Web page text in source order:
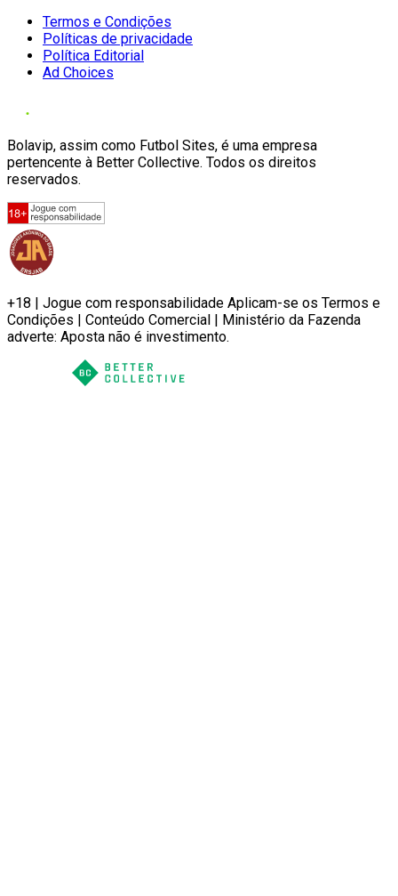
Termos e Condições
Políticas de privacidade
Política Editorial
Ad Choices
Bolavip, assim como Futbol Sites, é uma empresa
pertencente à Better Collective. Todos os direitos
reservados.
+18 | Jogue com responsabilidade Aplicam-se os Termos e
Condições | Conteúdo Comercial | Ministério da Fazenda
adverte: Aposta não é investimento.